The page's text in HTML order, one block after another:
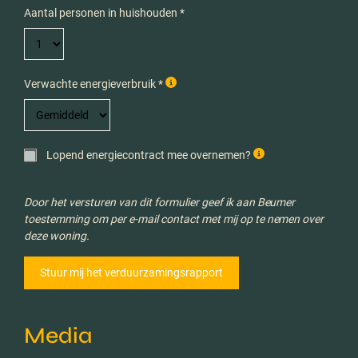
Aantal personen in huishouden *
Verwachte energieverbruik *
Lopend energiecontract mee overnemen?
Door het versturen van dit formulier geef ik aan Beumer
toestemming om per e-mail contact met mij op te nemen over
deze woning.
Media